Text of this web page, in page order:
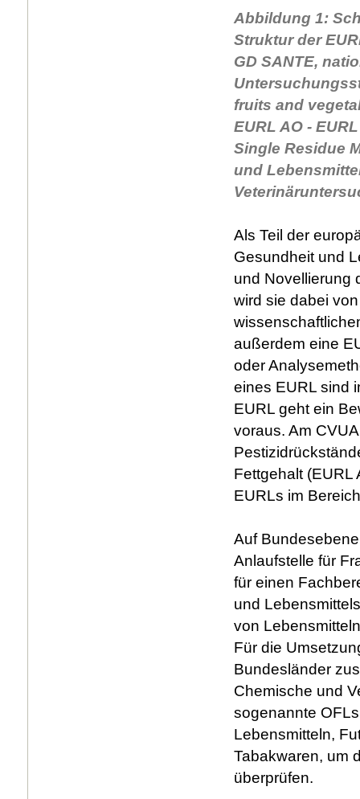
Abbildung 1:
Struktur der
GD SANTE,
fruits and
EURL AO -
Single Residue
und
Als Teil der
Gesundheit und
und Novellierung
wird sie dabei
außerdem eine
oder
eines EURL sind
EURL geht ein
voraus. Am
Fettgehalt (EURL
EURLs im
Auf
Anlaufstelle für
für einen
und
von
Für die
Bundesländer
Chemische und
sogenannte
Lebensmitteln,
Tabakwaren, um
überprüfen.